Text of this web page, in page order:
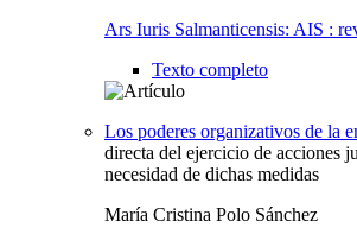
Ars Iuris Salmanticensis: AIS :
Texto completo
Los poderes organizativos de la
directa del ejercicio de acciones
necesidad de dichas medidas
María Cristina Polo Sánchez